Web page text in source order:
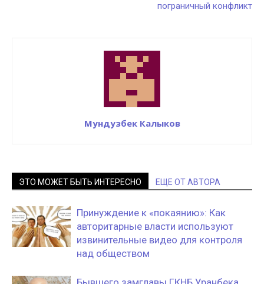
пограничный конфликт
Мундузбек Калыков
ЭТО МОЖЕТ БЫТЬ ИНТЕРЕСНО ЕЩЕ ОТ АВТОРА
Принуждение к «покаянию»: Как
авторитарные власти используют
извинительные видео для контроля
над обществом